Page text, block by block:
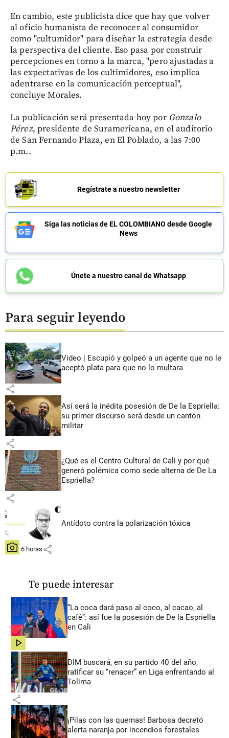
En cambio, este publicista dice que hay que volver
al oficio humanista de reconocer al consumidor
como "cultumidor" para diseñar la estrategia desde
la perspectiva del cliente. Eso pasa por construir
percepciones en torno a la marca, "pero ajustadas a
las expectativas de los cultimidores, eso implica
adentrarse en la comunicación perceptual",
concluye Morales.
La publicación será presentada hoy por Gonzalo
Pérez, presidente de Suramericana, en el auditorio
de San Fernando Plaza, en El Poblado, a las 7:00
p.m..
Regístrate a nuestro newsletter
Siga las noticias de EL COLOMBIANO desde Google
News
Únete a nuestro canal de Whatsapp
Para seguir leyendo
Video | Escupió y golpeó a un agente que no le
aceptó plata para que no lo multara
share
Así será la inédita posesión de De la Espriella:
su primer discurso será desde un cantón
militar
share
¿Qué es el Centro Cultural de Cali y por qué
generó polémica como sede alterna de De La
Espriella?
share
Antídoto contra la polarización tóxica
hace 6 horas share
Te puede interesar
“La coca dará paso al coco, al cacao, al
café”: así fue la posesión de De la Espriella
en Cali
share
DIM buscará, en su partido 40 del año,
ratificar su “renacer” en Liga enfrentando al
Tolima
share
¡Pilas con las quemas! Barbosa decretó
alerta naranja por incendios forestales